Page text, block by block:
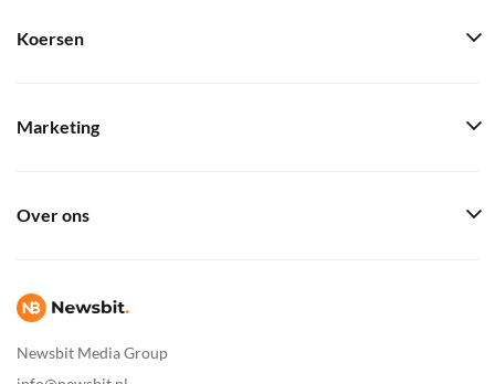
Newsbit Media Group
Koersen
Marketing
Over ons